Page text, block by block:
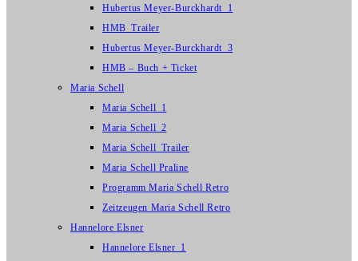
Hubertus Meyer-Burckhardt_1
HMB_Trailer
Hubertus Meyer-Burckhardt_3
HMB – Buch + Ticket
Maria Schell
Maria Schell_1
Maria Schell_2
Maria Schell_Trailer
Maria Schell Praline
Programm Maria Schell Retro
Zeitzeugen Maria Schell Retro
Hannelore Elsner
Hannelore Elsner_1